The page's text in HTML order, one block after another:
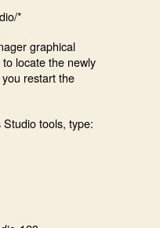
*
graphical
locate the newly
restart the
tools, type: